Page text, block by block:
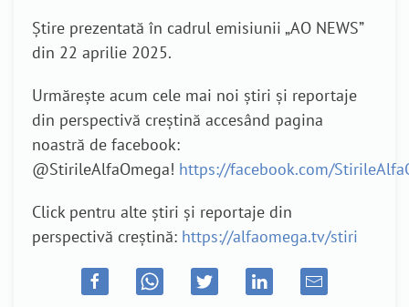
Știre prezentată în cadrul emisiunii „AO NEWS”
din 22 aprilie 2025.
Urmărește acum cele mai noi știri și reportaje
din perspectivă creștină accesând pagina
noastră de facebook:
@StirileAlfaOmega! https://facebook.com/
Click pentru alte știri și reportaje din
perspectivă creștină: https://alfaomega.tv/stiri